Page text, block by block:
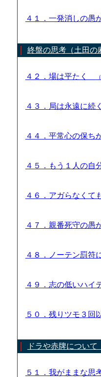
４１．一発消しの愚
終盤の思考（土田の
４２．場は平たく
４３．局は永遠に続
４４．平常心の保ち
４５．もう１人の自
４６．アガらなくて
４７．親番死守の愚
４８．ノーテン罰符
４９．志の低いハイ
５０．残りツモ３回
ドラや赤牌について
５１．我がままな思